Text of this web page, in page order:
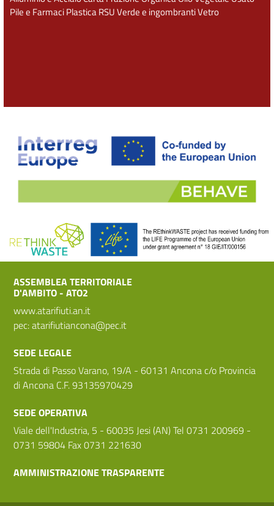
Pile e FarmaciPlasticaRSUVerde e ingombrantiVetro
ASSEMBLEA TERRITORIALE
D'AMBITO - ATO2
www.atarifiuti.an.it
pec:atarifiutiancona@pec.it
SEDE LEGALE
Strada di Passo Varano, 19/A - 60131 Ancona c/o Provincia
di Ancona C.F. 93135970429
SEDE OPERATIVA
Viale dell'Industria, 5 - 60035 Jesi (AN) Tel 0731 200969 -
0731 59804 Fax 0731 221630
AMMINISTRAZIONE TRASPARENTE